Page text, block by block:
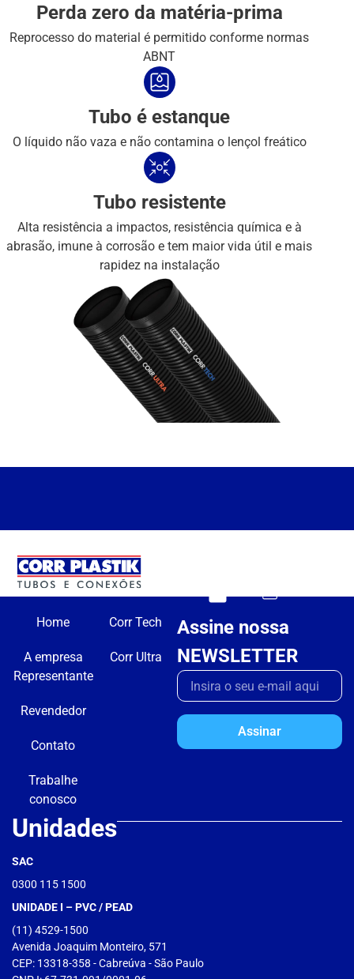
Perda zero da matéria-prima
Reprocesso do material é permitido conforme normas
ABNT
Tubo é estanque
O líquido não vaza e não contamina o lençol freático
Tubo resistente
Alta resistência a impactos, resistência química e à
abrasão, imune à corrosão e tem maior vida útil e mais
rapidez na instalação
Home
A empresa
Representante
Revendedor
Contato
Trabalhe
conosco
Corr Tech
Corr Ultra
Assine nossa
NEWSLETTER
Assinar
Unidades
SAC
0300 115 1500
UNIDADE I – PVC / PEAD
(11) 4529-1500
Avenida Joaquim Monteiro, 571
CEP: 13318-358 - Cabreúva - São Paulo